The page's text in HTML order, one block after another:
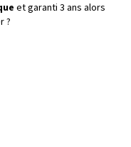
et garanti 3 ans alors
?